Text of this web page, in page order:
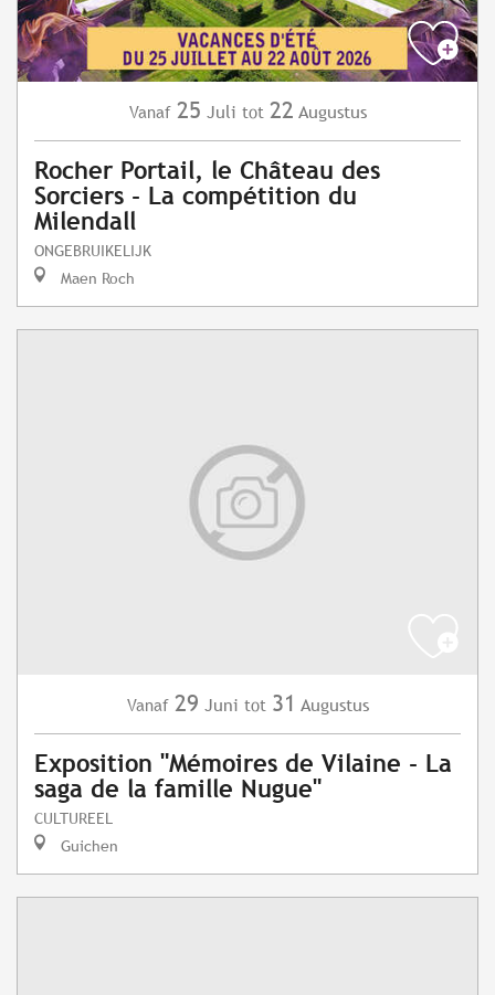
Vanaf 25 Juli tot 22 Augustus
Rocher Portail, le Château des
Sorciers - La compétition du
Milendall
ONGEBRUIKELIJK
Maen Roch
Vanaf 29 Juni tot 31 Augustus
Exposition "Mémoires de Vilaine - La
saga de la famille Nugue"
CULTUREEL
Guichen